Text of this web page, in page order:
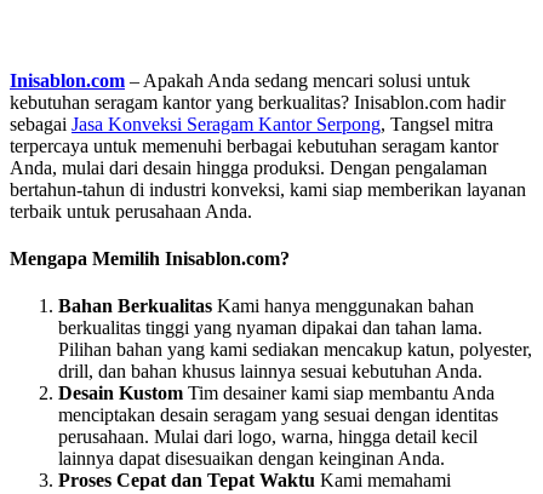
Inisablon.com – Apakah Anda sedang mencari solusi untuk
kebutuhan seragam kantor yang berkualitas? Inisablon.com hadir
sebagai Jasa Konveksi Seragam Kantor Serpong, Tangsel mitra
terpercaya untuk memenuhi berbagai kebutuhan seragam kantor
Anda, mulai dari desain hingga produksi. Dengan pengalaman
bertahun-tahun di industri konveksi, kami siap memberikan layanan
terbaik untuk perusahaan Anda.
Mengapa Memilih Inisablon.com?
Bahan Berkualitas Kami hanya menggunakan bahan
berkualitas tinggi yang nyaman dipakai dan tahan lama.
Pilihan bahan yang kami sediakan mencakup katun, polyester,
drill, dan bahan khusus lainnya sesuai kebutuhan Anda.
Desain Kustom Tim desainer kami siap membantu Anda
menciptakan desain seragam yang sesuai dengan identitas
perusahaan. Mulai dari logo, warna, hingga detail kecil
lainnya dapat disesuaikan dengan keinginan Anda.
Proses Cepat dan Tepat Waktu Kami memahami